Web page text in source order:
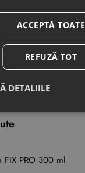
Adauga in Coş
ACCEPTĂ TOATE
REFUZĂ TOT
DETALIILE